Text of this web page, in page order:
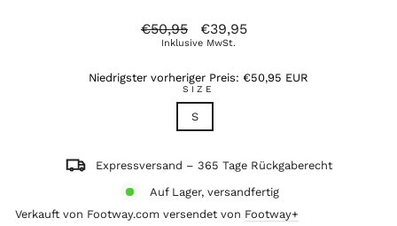
Ursprünglicher
Preis
€50,95 Verkaufspreis
€39,95
Inklusive MwSt.
Niedrigster vorheriger Preis: €50,95 EUR
SIZE
S
Expressversand – 365 Tage Rückgaberecht
Auf Lager, versandfertig
Verkauft von Footway.com versendet von Footway+